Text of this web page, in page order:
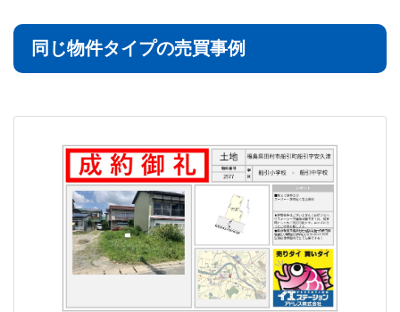
同じ物件タイプの売買事例